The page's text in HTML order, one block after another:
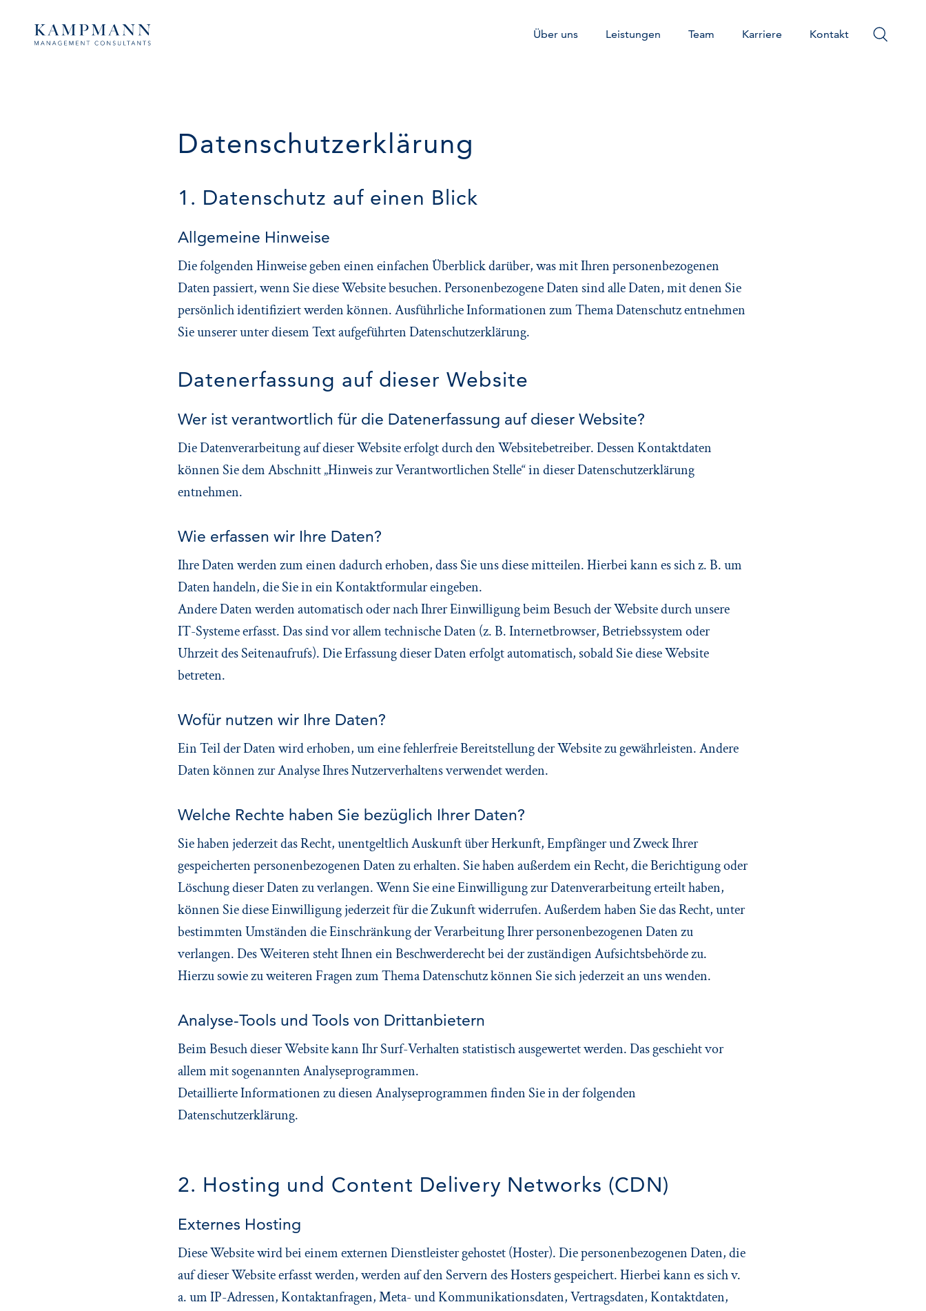
Über uns Leistungen Team Karriere Kontakt
Datenschutz­erklärung
1. Datenschutz auf einen Blick
Allgemeine Hinweise
Die folgenden Hinweise geben einen einfachen Überblick darüber, was mit Ihren personenbezogenen
Daten passiert, wenn Sie diese Website besuchen. Personenbezogene Daten sind alle Daten, mit denen Sie
persönlich identifiziert werden können. Ausführliche Informationen zum Thema Datenschutz entnehmen
Sie unserer unter diesem Text aufgeführten Datenschutzerklärung.
Datenerfassung auf dieser Website
Wer ist verantwortlich für die Datenerfassung auf dieser Website?
Die Datenverarbeitung auf dieser Website erfolgt durch den Websitebetreiber. Dessen Kontaktdaten
können Sie dem Abschnitt „Hinweis zur Verantwortlichen Stelle“ in dieser Datenschutzerklärung
entnehmen.
Wie erfassen wir Ihre Daten?
Ihre Daten werden zum einen dadurch erhoben, dass Sie uns diese mitteilen. Hierbei kann es sich z. B. um
Daten handeln, die Sie in ein Kontaktformular eingeben.
Andere Daten werden automatisch oder nach Ihrer Einwilligung beim Besuch der Website durch unsere
IT-Systeme erfasst. Das sind vor allem technische Daten (z. B. Internetbrowser, Betriebssystem oder
Uhrzeit des Seitenaufrufs). Die Erfassung dieser Daten erfolgt automatisch, sobald Sie diese Website
betreten.
Wofür nutzen wir Ihre Daten?
Ein Teil der Daten wird erhoben, um eine fehlerfreie Bereitstellung der Website zu gewährleisten. Andere
Daten können zur Analyse Ihres Nutzerverhaltens verwendet werden.
Welche Rechte haben Sie bezüglich Ihrer Daten?
Sie haben jederzeit das Recht, unentgeltlich Auskunft über Herkunft, Empfänger und Zweck Ihrer
gespeicherten personenbezogenen Daten zu erhalten. Sie haben außerdem ein Recht, die Berichtigung oder
Löschung dieser Daten zu verlangen. Wenn Sie eine Einwilligung zur Datenverarbeitung erteilt haben,
können Sie diese Einwilligung jederzeit für die Zukunft widerrufen. Außerdem haben Sie das Recht, unter
bestimmten Umständen die Einschränkung der Verarbeitung Ihrer personenbezogenen Daten zu
verlangen. Des Weiteren steht Ihnen ein Beschwerderecht bei der zuständigen Aufsichtsbehörde zu.
Hierzu sowie zu weiteren Fragen zum Thema Datenschutz können Sie sich jederzeit an uns wenden.
Analyse-Tools und Tools von Dritt­anbietern
Beim Besuch dieser Website kann Ihr Surf-Verhalten statistisch ausgewertet werden. Das geschieht vor
allem mit sogenannten Analyseprogrammen.
Detaillierte Informationen zu diesen Analyseprogrammen finden Sie in der folgenden
Datenschutzerklärung.
2. Hosting und Content Delivery Networks (CDN)
Externes Hosting
Diese Website wird bei einem externen Dienstleister gehostet (Hoster). Die personenbezogenen Daten, die
auf dieser Website erfasst werden, werden auf den Servern des Hosters gespeichert. Hierbei kann es sich v.
a. um IP-Adressen, Kontaktanfragen, Meta- und Kommunikationsdaten, Vertragsdaten, Kontaktdaten,